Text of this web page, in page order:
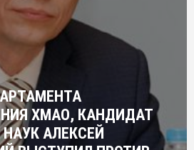
ХМАО, КАНДИДАТ
АЛЕКСЕЙ